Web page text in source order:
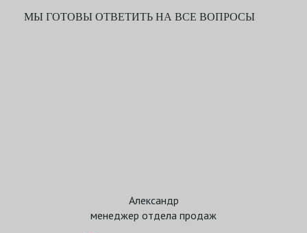
МЫ ГОТОВЫ ОТВЕТИТЬ НА ВСЕ ВОПРОСЫ
Александр
менеджер отдела продаж